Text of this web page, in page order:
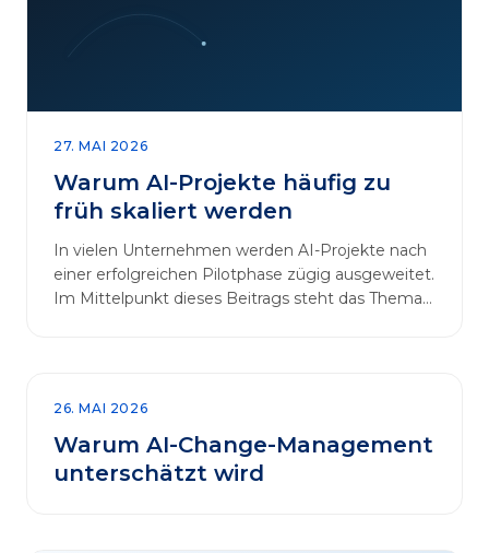
27. MAI 2026
Warum AI-Projekte häufig zu
früh skaliert werden
In vielen Unternehmen werden AI-Projekte nach
einer erfolgreichen Pilotphase zügig ausgeweitet.
Im Mittelpunkt dieses Beitrags steht das Thema
26. MAI 2026
Warum AI-Change-Management
unterschätzt wird